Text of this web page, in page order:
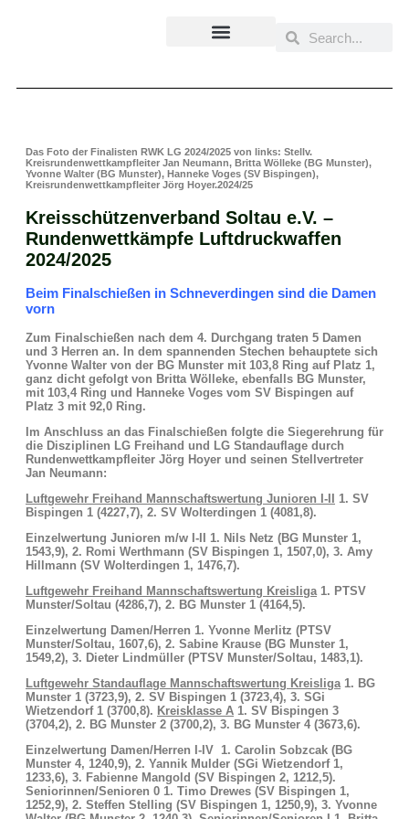
Das Foto der Finalisten RWK LG 2024/2025 von links: Stellv.
Kreisrundenwettkampfleiter Jan Neumann, Britta Wölleke (BG Munster),
Yvonne Walter (BG Munster), Hanneke Voges (SV Bispingen),
Kreisrundenwettkampfleiter Jörg Hoyer.2024/25
Kreisschützenverband Soltau e.V. –
Rundenwettkämpfe Luftdruckwaffen
2024/2025
Beim Finalschießen in Schneverdingen sind die Damen
vorn
Zum Finalschießen nach dem 4. Durchgang traten 5 Damen
und 3 Herren an. In dem spannenden Stechen behauptete sich
Yvonne Walter von der BG Munster mit 103,8 Ring auf Platz 1,
ganz dicht gefolgt von Britta Wölleke, ebenfalls BG Munster,
mit 103,4 Ring und Hanneke Voges vom SV Bispingen auf
Platz 3 mit 92,0 Ring.
Im Anschluss an das Finalschießen folgte die Siegerehrung für
die Disziplinen LG Freihand und LG Standauflage durch
Rundenwettkampfleiter Jörg Hoyer und seinen Stellvertreter
Jan Neumann:
Luftgewehr Freihand Mannschaftswertung Junioren I-II 1. SV
Bispingen 1 (4227,7), 2. SV Wolterdingen 1 (4081,8).
Einzelwertung Junioren m/w I-II 1. Nils Netz (BG Munster 1,
1543,9), 2. Romi Werthmann (SV Bispingen 1, 1507,0), 3. Amy
Hillmann (SV Wolterdingen 1, 1476,7).
Luftgewehr Freihand Mannschaftswertung Kreisliga 1. PTSV
Munster/Soltau (4286,7), 2. BG Munster 1 (4164,5).
Einzelwertung Damen/Herren 1. Yvonne Merlitz (PTSV
Munster/Soltau, 1607,6), 2. Sabine Krause (BG Munster 1,
1549,2), 3. Dieter Lindmüller (PTSV Munster/Soltau, 1483,1).
Luftgewehr Standauflage Mannschaftswertung Kreisliga 1. BG
Munster 1 (3723,9), 2. SV Bispingen 1 (3723,4), 3. SGi
Wietzendorf 1 (3700,8). Kreisklasse A 1. SV Bispingen 3
(3704,2), 2. BG Munster 2 (3700,2), 3. BG Munster 4 (3673,6).
Einzelwertung Damen/Herren I-IV 1. Carolin Sobzcak (BG
Munster 4, 1240,9), 2. Yannik Mulder (SGi Wietzendorf 1,
1233,6), 3. Fabienne Mangold (SV Bispingen 2, 1212,5).
Seniorinnen/Senioren 0 1. Timo Drewes (SV Bispingen 1,
1252,9), 2. Steffen Stelling (SV Bispingen 1, 1250,9), 3. Yvonne